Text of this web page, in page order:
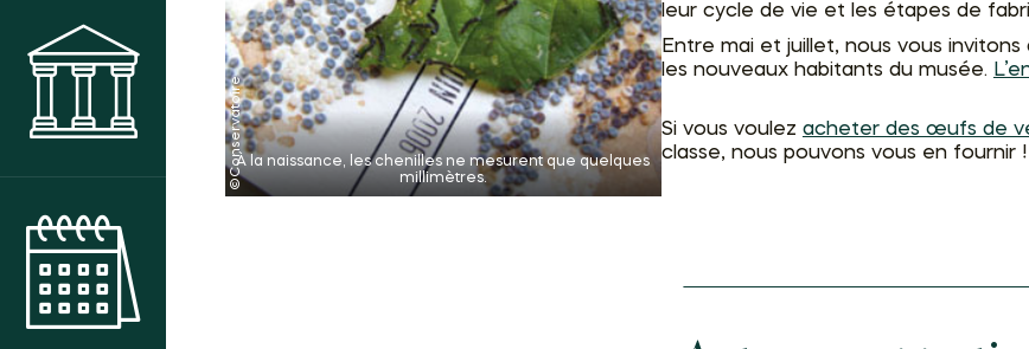
MUSÉE
À la naissance, les chenilles ne mesurent que quelques
millimètres.
leur cycle de vie et les étapes de
Entre mai et juillet, nous vous
les nouveaux habitants du musée.
Si vous voulez acheter des œufs de
classe, nous pouvons vous en fournir !